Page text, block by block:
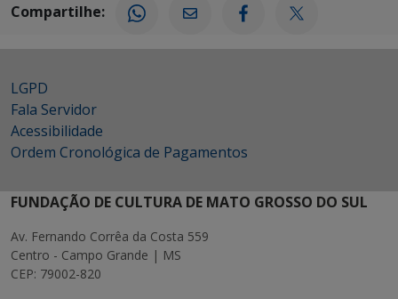
Compartilhe:
LGPD
Fala Servidor
Acessibilidade
Ordem Cronológica de Pagamentos
FUNDAÇÃO DE CULTURA DE MATO GROSSO DO SUL
Av. Fernando Corrêa da Costa 559
Centro - Campo Grande | MS
CEP: 79002-820